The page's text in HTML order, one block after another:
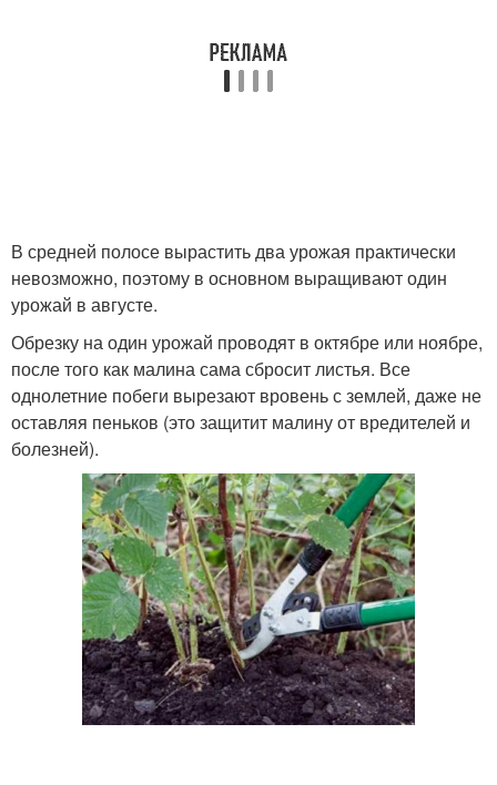
В средней полосе вырастить два урожая практически
невозможно, поэтому в основном выращивают один
урожай в августе.
Обрезку на один урожай проводят в октябре или ноябре,
после того как малина сама сбросит листья. Все
однолетние побеги вырезают вровень с землей, даже не
оставляя пеньков (это защитит малину от вредителей и
болезней).